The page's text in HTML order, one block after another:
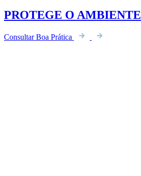
PROTEGE O AMBIENTE
Consultar Boa Prática